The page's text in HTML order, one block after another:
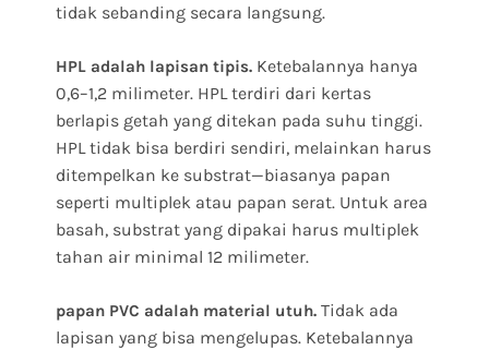
tidak sebanding secara langsung.
HPL adalah lapisan tipis. Ketebalannya hanya
0,6–1,2 milimeter. HPL terdiri dari kertas
berlapis getah yang ditekan pada suhu tinggi.
HPL tidak bisa berdiri sendiri, melainkan harus
ditempelkan ke substrat—biasanya papan
seperti multiplek atau papan serat. Untuk area
basah, substrat yang dipakai harus multiplek
tahan air minimal 12 milimeter.
papan PVC adalah material utuh. Tidak ada
lapisan yang bisa mengelupas. Ketebalannya